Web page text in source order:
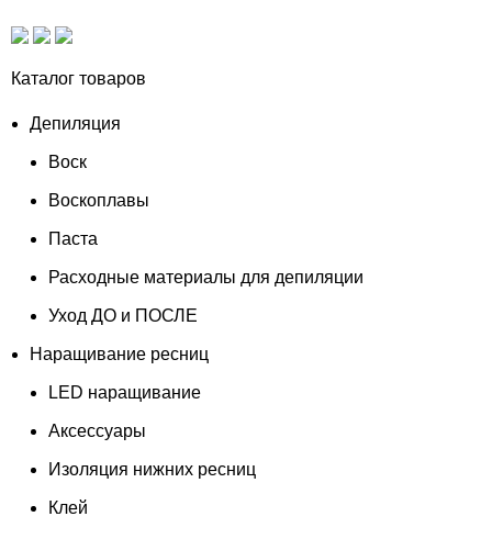
Каталог товаров
Депиляция
Воск
Воскоплавы
Паста
Расходные материалы для депиляции
Уход ДО и ПОСЛЕ
Наращивание ресниц
LED наращивание
Аксессуары
Изоляция нижних ресниц
Клей